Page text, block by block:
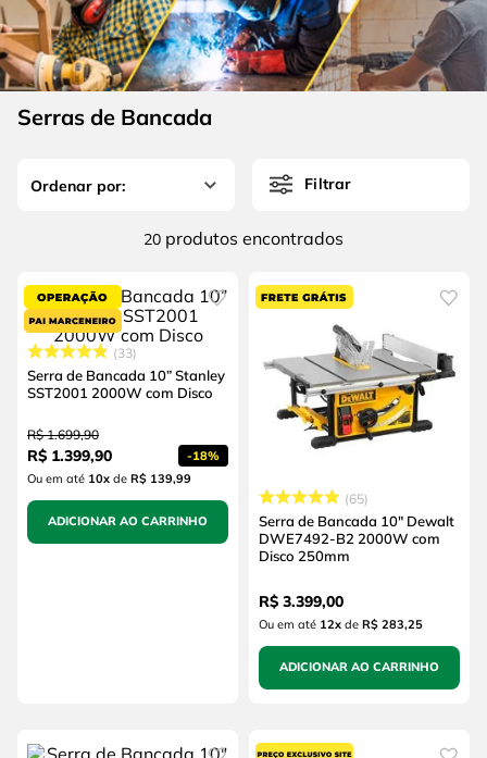
Serras de Bancada
Filtrar
20 produtos
33
Serra de Bancada 10” Stanley
SST2001 2000W com Disco
R$ 1.699,90
R$ 1.399,90 -18%
Ou em até 10xde R$ 139,99
ADICIONAR AO CARRINHO
65
Serra de Bancada 10" Dewalt
DWE7492-B2 2000W com
Disco 250mm
R$ 3.399,00
Ou em até 12xde R$ 283,25
ADICIONAR AO CARRINHO
6 º fio
7º serra copo
8º chave impacto
10º disco corte
escada
5 º serra circular
6º fio